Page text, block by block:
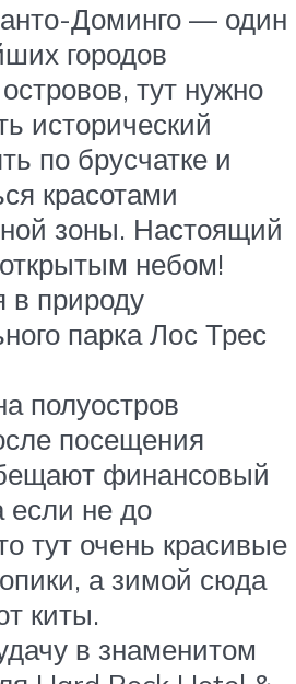
Доминго — один
городов
тут нужно
исторический
по брусчатке и
красотами
зоны. Настоящий
небом!
природу
парка Лос Трес
полуостров
посещения
финансовый
если не до
тут очень красивые
а зимой сюда
киты.
в знаменитом